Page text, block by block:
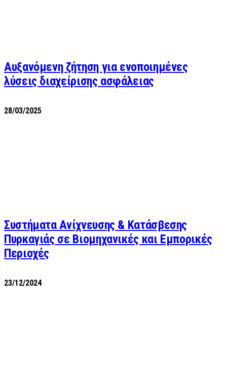
Αυξανόμενη ζήτηση για ενοποιημένες
λύσεις διαχείρισης ασφάλειας
28/03/2025
Συστήματα Ανίχνευσης & Κατάσβεσης
Πυρκαγιάς σε Βιομηχανικές και Εμπορικές
Περιοχές
23/12/2024